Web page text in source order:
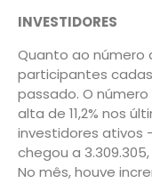
INVESTIDORES
Quanto ao número
participantes
passado. O número
alta de 11,2% nos
investidores ativos
chegou a
No mês, houve